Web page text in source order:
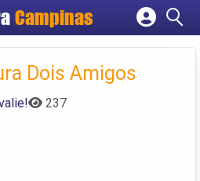
Campinas
Cadastrar empresa
Criar conta
Dois Amigos
237